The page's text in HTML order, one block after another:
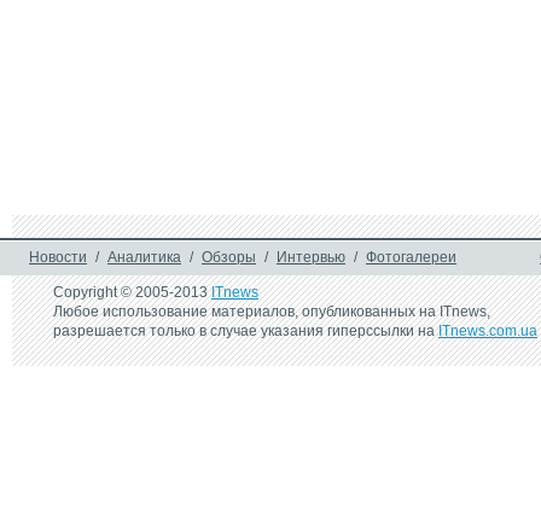
Новости / Аналитика / Обзоры / Интервью / Фотогалереи
Copyright © 2005-2013ITnews
Любое использование материалов, опубликованных на ITnews,
разрешается только в случае указания гиперссылки наITnews.com.ua